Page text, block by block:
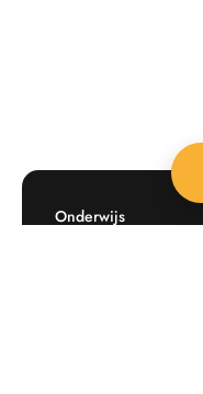
Onderwijs